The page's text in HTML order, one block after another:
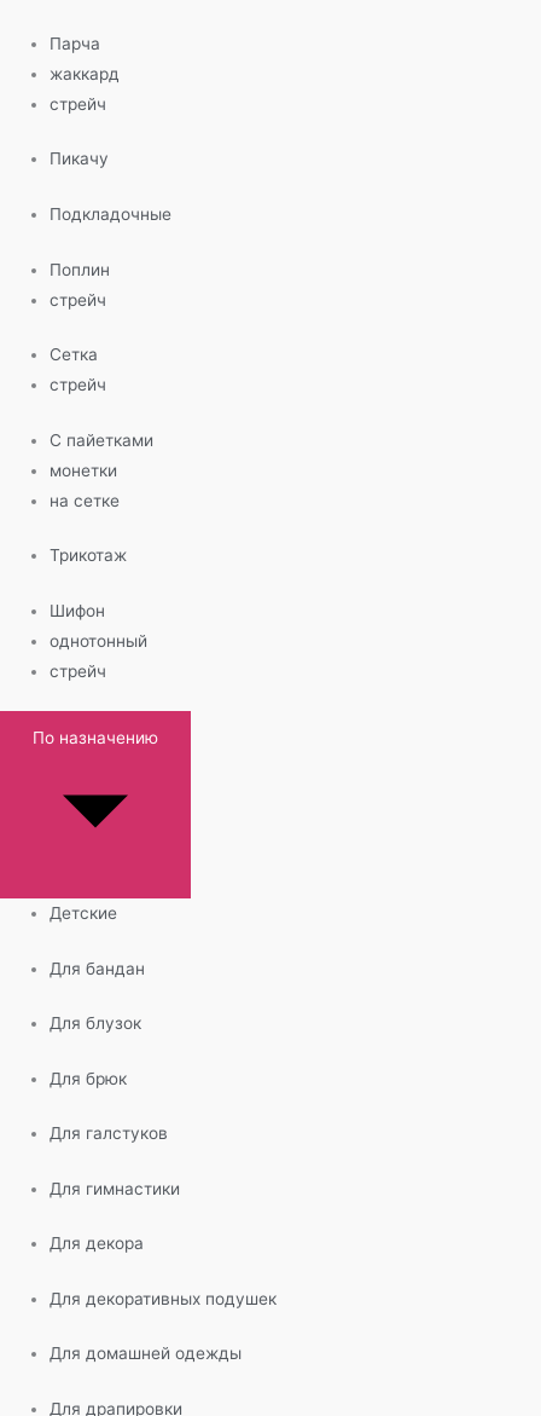
Парча
жаккард
стрейч
Пикачу
Подкладочные
Поплин
стрейч
Сетка
стрейч
С пайетками
монетки
на сетке
Трикотаж
Шифон
однотонный
стрейч
По назначению
Детские
Для бандан
Для блузок
Для брюк
Для галстуков
Для гимнастики
Для декора
Для декоративных подушек
Для домашней одежды
Для драпировки